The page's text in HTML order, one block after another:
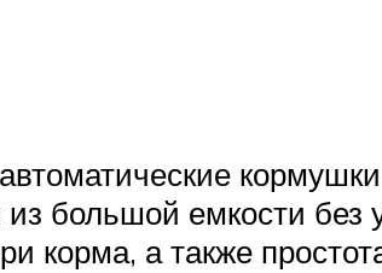
большой емкости
корма, а также